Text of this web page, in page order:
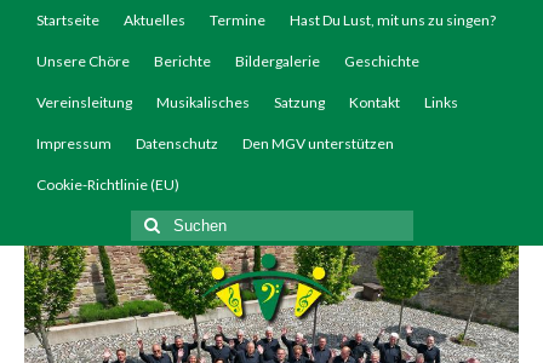
Startseite Aktuelles Termine Hast Du Lust, mit uns zu singen?
Unsere Chöre Berichte Bildergalerie Geschichte
Vereinsleitung Musikalisches Satzung Kontakt Links
Impressum Datenschutz Den MGV unterstützen
Cookie-Richtlinie (EU)
Suchen
nach: